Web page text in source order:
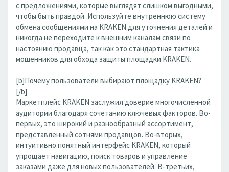
с предложениями, которые выглядят слишком выгодными,
чтобы быть правдой. Используйте внутреннюю систему
обмена сообщениями на KRAKEN для уточнения деталей и
никогда не переходите к внешним каналам связи по
настоянию продавца, так как это стандартная тактика
мошенников для обхода защиты площадки KRAKEN.
[b]Почему пользователи выбирают площадку KRAKEN?
[/b]
Маркетплейс KRAKEN заслужил доверие многочисленной
аудитории благодаря сочетанию ключевых факторов. Во-
первых, это широкий и разнообразный ассортимент,
представленный сотнями продавцов. Во-вторых,
интуитивно понятный интерфейс KRAKEN, который
упрощает навигацию, поиск товаров и управление
заказами даже для новых пользователей. В-третьих,